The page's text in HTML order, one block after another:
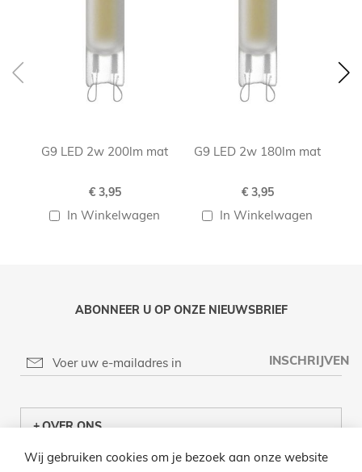
G9 LED 2w 200lm mat
€ 3,95
In Winkelwagen
G9 LED 2w 180lm mat
€ 3,95
In Winkelwagen
ABONNEER U OP ONZE NIEUWSBRIEF
INSCHRIJVEN
OVER ONS
KLANTENCENTRUM
Wij gebruiken cookies om je bezoek aan onze website